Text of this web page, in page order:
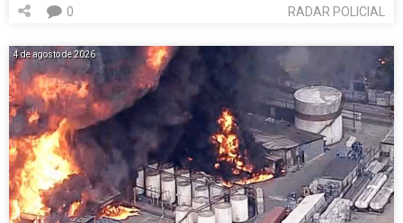
RADAR POLICIAL
0
4 de agosto de 2026